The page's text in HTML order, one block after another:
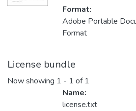
Format:
Adobe Portable
Format
License bundle
Now showing 1 - 1 of 1
Name:
license.txt